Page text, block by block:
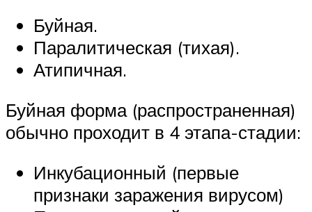
Буйная.
Паралитическая (тихая).
Атипичная.
Буйная форма (распространенная)
обычно проходит в 4 этапа-стадии:
Инкубационный (первые
признаки заражения вирусом)